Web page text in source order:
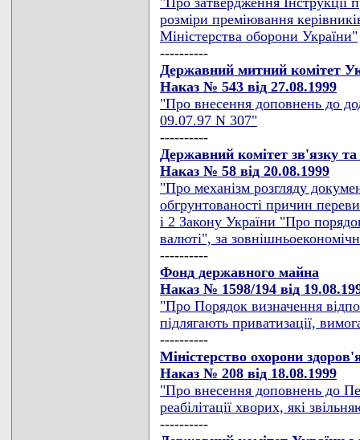
розміри преміювання
Міністерства оборони України"
----------
Державний митний комітет
Наказ № 543 від 27.08.1999
"Про внесення доповнень до
09.07.97 N 307"
----------
Державний комітет зв'язку та
Наказ № 58 від 20.08.1999
"Про механізм розгляду
обгрунтованості причин
і 2 Закону України "Про
валюті", за
----------
Фонд державного майна
Наказ № 1598/194 від
"Про Порядок визначення
підлягають приватизації,
----------
Міністерство охорони
Наказ № 208 від 18.08.1999
"Про внесення доповнень до
реабілітації хворих, які
----------